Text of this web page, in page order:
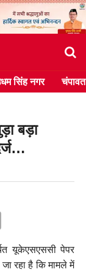
सिंह नगर चंपावत
बड़ा
यूकेएसएससी पेपर
रहा है कि मामले में